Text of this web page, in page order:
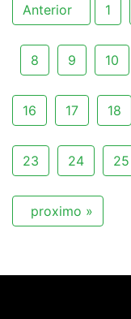
Anterior 1
8 9 10
16 17 18
23 24 25
proximo »